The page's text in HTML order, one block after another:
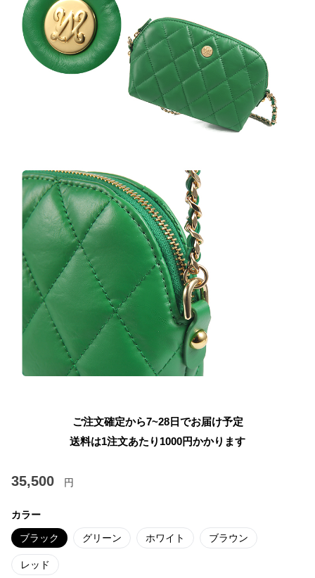
ご注文確定から7~28日でお届け予定
送料は1注文あたり 1000円かかります
35,500 円
カラー
ブラック グリーン ホワイト ブラウン
レッド